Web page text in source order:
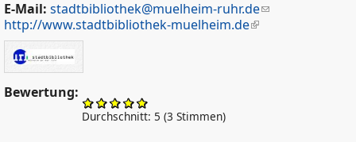
E-Mail: stadtbibliothek@muelheim-ruhr.de
http://www.stadtbibliothek-muelheim.de
Bewertung:
Durchschnitt: 5 (3 Stimmen)